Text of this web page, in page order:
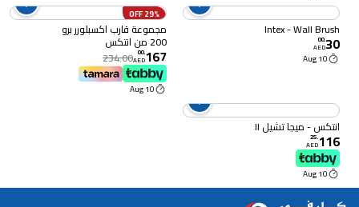
Intex - Wall Brush
30
.
00
AED
10 Aug
29% OFF
مجموعة قارب اكسبلورر برو
200 من انتكس
167
.
00
AED
234.00
10 Aug
انتكس - ميجا تشيل II
116
.
25
AED
10 Aug